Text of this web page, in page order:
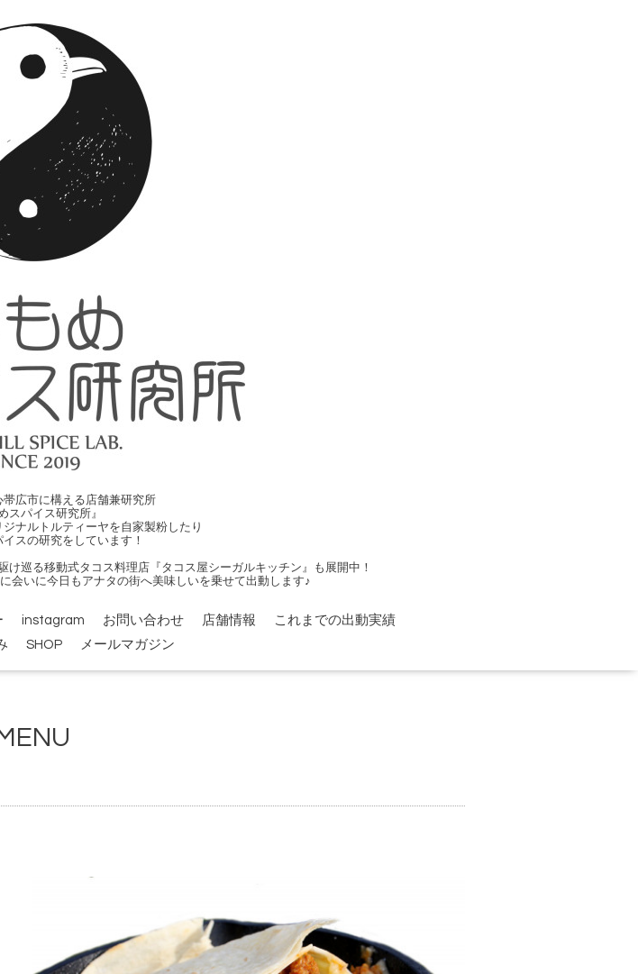
広市に構える店舗兼研究所
スパイス研究所』
ナルトルティーヤを自家製粉したり
スの研究をしています！
巡る移動式タコス料理店『タコス屋シーガルキッチン』も展開中！
会いに今日もアナタの街へ美味しいを乗せて出動します♪
instagram お問い合わせ 店舗情報
これまでの出動実績
SHOP メールマガジン